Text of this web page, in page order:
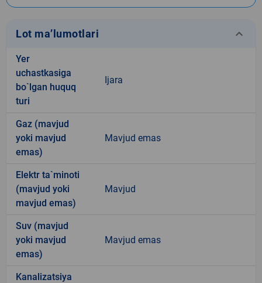
Lot ma’lumotlari keyboard_arrow_down
Yer
uchastkasiga
bo`lgan huquq
turi
Ijara
Gaz (mavjud
yoki mavjud
emas)
Mavjud emas
Elektr ta`minoti
(mavjud yoki
mavjud emas)
Mavjud
Suv (mavjud
yoki mavjud
emas)
Mavjud emas
Kanalizatsiya